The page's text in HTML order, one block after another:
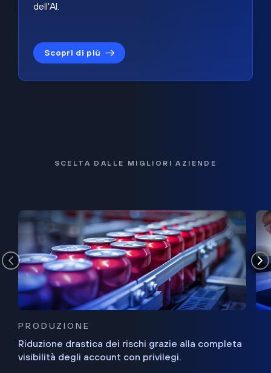
dell'AI.
Scopri di più
SCELTA DALLE MIGLIORI AZIENDE
PRODUZIONE
Riduzione drastica dei rischi grazie alla completa
visibilità degli account con privilegi.